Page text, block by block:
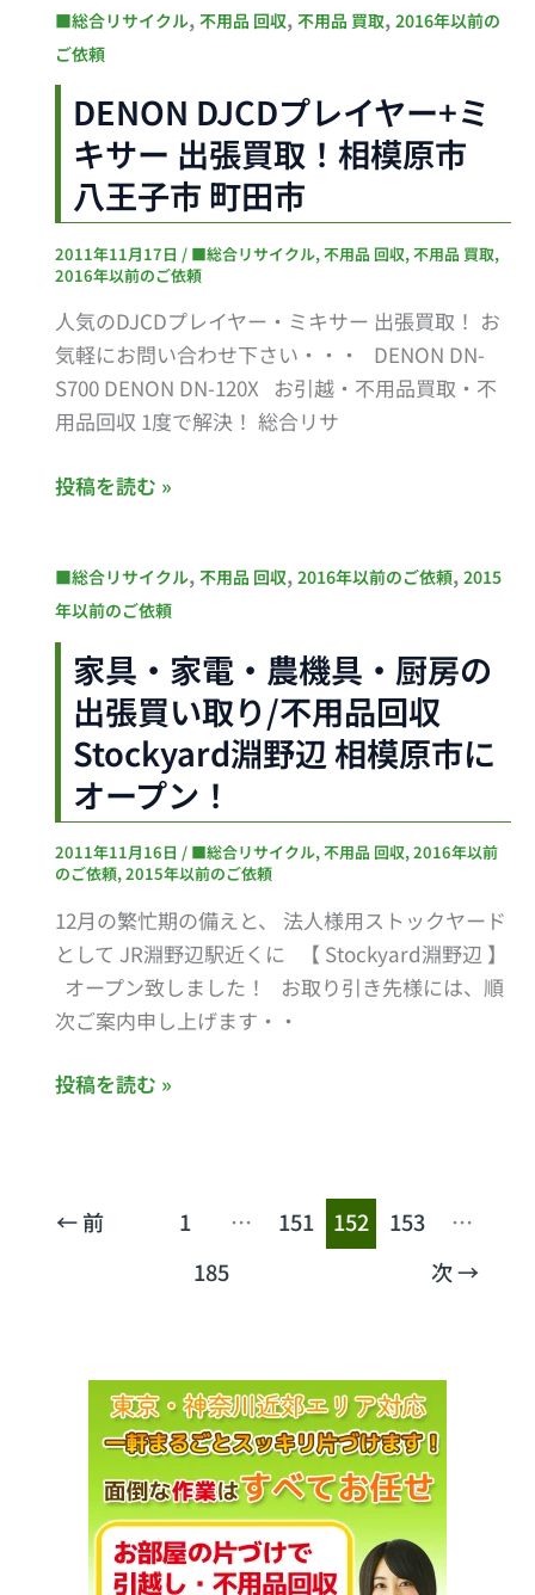
相
模
原
子
市
田
市
■総合リサイクル, 不用品 回収, 不用品 買取, 2016年以前の
ご依頼
DENON DJCDプレイヤー+ミ
キサー 出張買取！相模原市
八王子市 町田市
2011年11月17日 / ■総合リサイクル, 不用品 回収, 不用品 買取,
2016年以前のご依頼
人気のDJCDプレイヤー・ミキサー 出張買取！ お
気軽にお問い合わせ下さい・・・ DENON DN-
S700 DENON DN-120X お引越・不用品買取・不
用品回収 1度で解決！ 総合リサ
DENON
DJCD
プ
ー
+ミ
キ
サ
ー
出
張
取！
原
市
八
田
市
投稿を読む »
■総合リサイクル, 不用品 回収, 2016年以前のご依頼, 2015
年以前のご依頼
家具・家電・農機具・厨房の
出張買い取り/不用品回収
Stockyard淵野辺 相模原市に
オープン！
2011年11月16日 / ■総合リサイクル,不用品 回収,2016年以前
のご依頼,2015年以前のご依頼
12月の繁忙期の備えと、 法人様用ストックヤード
として JR淵野辺駅近くに 【 Stockyard淵野辺 】
オープン致しました！ お取り引き先様には、順
次ご案内申し上げます・・
家
具・
家
電・
具・
房
の
出
張
買
い
り/
投稿を読む »
←前 1 … 151 152 153
…
185
次→